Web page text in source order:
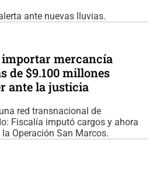
ante nuevas lluvias.
importar mercancía
de $9.100 millones
ante la justicia
red transnacional de
Fiscalía imputó cargos y ahora
Operación San Marcos.